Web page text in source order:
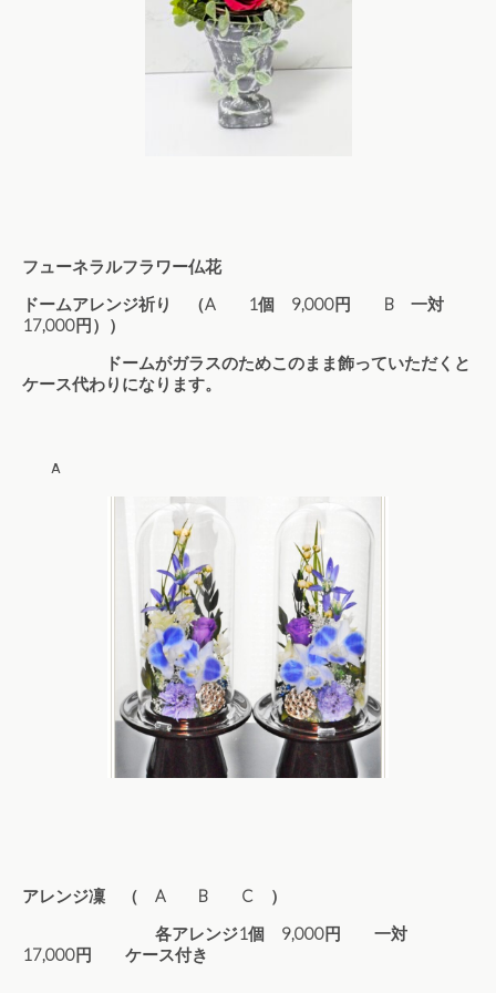
フューネラルフラワー仏花
ドームアレンジ祈り （A 1個 9,000円 B 一対
17,000円））
ドームがガラスのためこのまま飾っていただくと
ケース代わりになります。
A
アレンジ凜 （ A B C ）
各アレンジ1個 9,000円 一対
17,000円 ケース付き